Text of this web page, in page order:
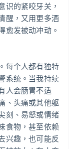
识的紧咬牙关，
醒，又用更多酒
愈发被动冲动。
每个人都有独特
系统。当我持续
人会肠胃不适
、头痛或其他躯
刻、易怒或情绪
食物，甚至依赖
兴趣，也可能反